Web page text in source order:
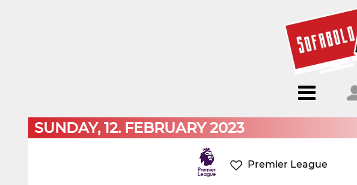
Menu
SUNDAY, 12. FEBRUARY 2023
Premier League